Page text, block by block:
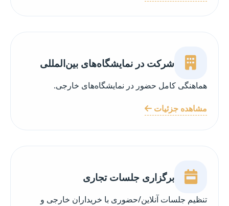
شرکت در نمایشگاه‌های بین‌المللی
هماهنگی کامل حضور در نمایشگاه‌های خارجی.
مشاهده جزئیات
برگزاری جلسات تجاری
تنظیم جلسات آنلاین/حضوری با خریداران خارجی و